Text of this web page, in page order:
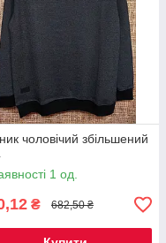
чоловічий збільшений
1 од.
₴ 682,50 ₴